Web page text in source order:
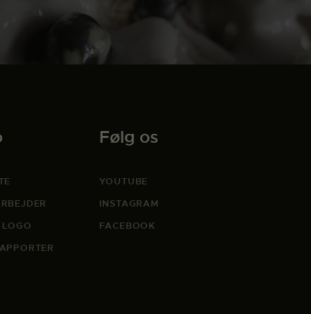
Følg os
YOUTUBE
INSTAGRAM
FACEBOOK